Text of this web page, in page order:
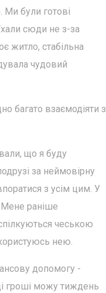
Ми були готові
сюди не з-за
житло, стабільна
чудовий
багато взаємодіяти з
що я буду
за неймовірну
з усім цим. У
Мене раніше
чеською
нею.
допомогу -
гроші можу тиждень